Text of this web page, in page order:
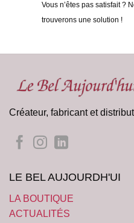
Vous n’êtes pas satisfait ?
trouverons une solution !
Créateur, fabricant et
LE BEL AUJOURDH'UI
LA BOUTIQUE
ACTUALITÉS